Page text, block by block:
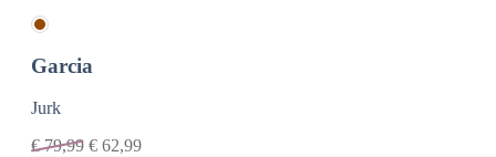
Garcia
Jurk
€79,99 € 62,99